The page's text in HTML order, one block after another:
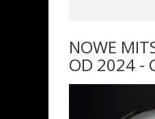
NOWE
OD 2024 -